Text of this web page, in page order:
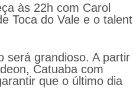
às 22h com Carol
Toca do Vale e o
será grandioso. A partir
Catuaba com
que o último dia